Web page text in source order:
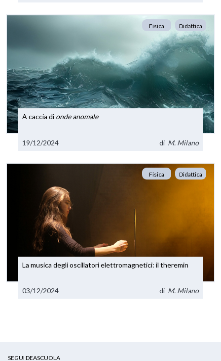
Fisica Didattica
A caccia di onde anomale
19/12/2024 di M. Milano
Fisica Didattica
La musica degli oscillatori elettromagnetici: il theremin
03/12/2024 di M. Milano
SEGUI DEASCUOLA